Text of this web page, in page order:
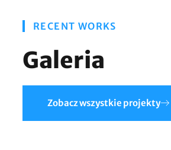
RECENT WORKS
Galeria
Zobacz wszystkie projekty